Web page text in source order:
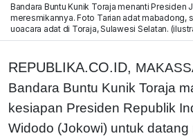
Bandara Buntu Kunik Toraja menanti Presiden
meresmikannya. Foto Tarian adat mabadong,
uoacara adat di Toraja, Sulawesi Selatan.
REPUBLIKA.CO.ID,
Bandara Buntu Kunik Toraja
kesiapan Presiden Republik
Widodo (Jokowi) untuk datang